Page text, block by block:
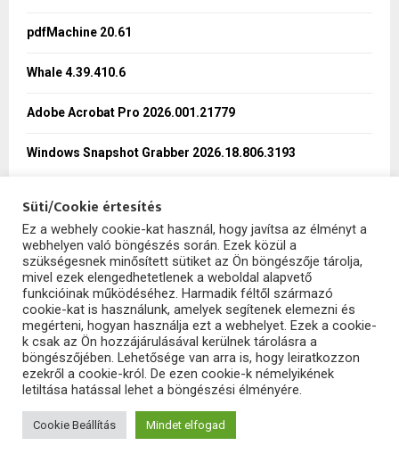
pdfMachine 20.61
Whale 4.39.410.6
Adobe Acrobat Pro 2026.001.21779
Windows Snapshot Grabber 2026.18.806.3193
SzoftHub
2025 - szofthub.hu. All Right Reserved.
Süti/Cookie értesítés
Ez a webhely cookie-kat használ, hogy javítsa az élményt a
webhelyen való böngészés során. Ezek közül a
szükségesnek minősített sütiket az Ön böngészője tárolja,
mivel ezek elengedhetetlenek a weboldal alapvető
funkcióinak működéséhez. Harmadik féltől származó
cookie-kat is használunk, amelyek segítenek elemezni és
megérteni, hogyan használja ezt a webhelyet. Ezek a cookie-
k csak az Ön hozzájárulásával kerülnek tárolásra a
böngészőjében. Lehetősége van arra is, hogy leiratkozzon
ezekről a cookie-król. De ezen cookie-k némelyikének
letiltása hatással lehet a böngészési élményére.
Cookie Beállítás Mindet elfogad